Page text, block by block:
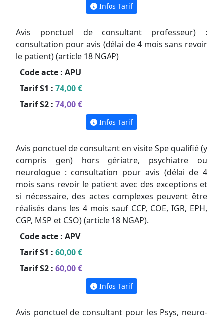
Infos Tarif
Avis ponctuel de consultant professeur) :
consultation pour avis (délai de 4 mois sans revoir
le patient) (article 18 NGAP)
Code acte : APU
Tarif S1 : 74,00 €
Tarif S2 : 74,00 €
Infos Tarif
Avis ponctuel de consultant en visite Spe qualifié (y
compris gen) hors gériatre, psychiatre ou
neurologue : consultation pour avis (délai de 4
mois sans revoir le patient avec des exceptions et
si nécessaire, des actes complexes peuvent être
réalisés dans les 4 mois sauf CCP, COE, IGR, EPH,
CGP, MSP et CSO) (article 18 NGAP).
Code acte : APV
Tarif S1 : 60,00 €
Tarif S2 : 60,00 €
Infos Tarif
Avis ponctuel de consultant pour les Psys, neuro-